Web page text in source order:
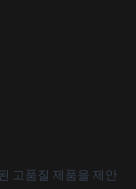
고품질 제품을 제안